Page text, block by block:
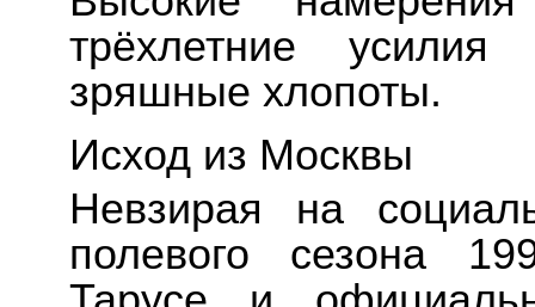
трёхлетние
зряшные хлопоты.
Исход из Москвы
Невзирая на
полевого сезона